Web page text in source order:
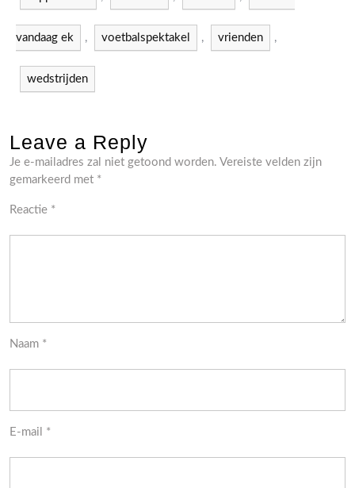
vandaag ek , voetbalspektakel , vrienden ,
wedstrijden
Leave a Reply
Je e-mailadres zal niet getoond worden. Vereiste velden zijn
gemarkeerd met *
Reactie *
Naam *
E-mail *